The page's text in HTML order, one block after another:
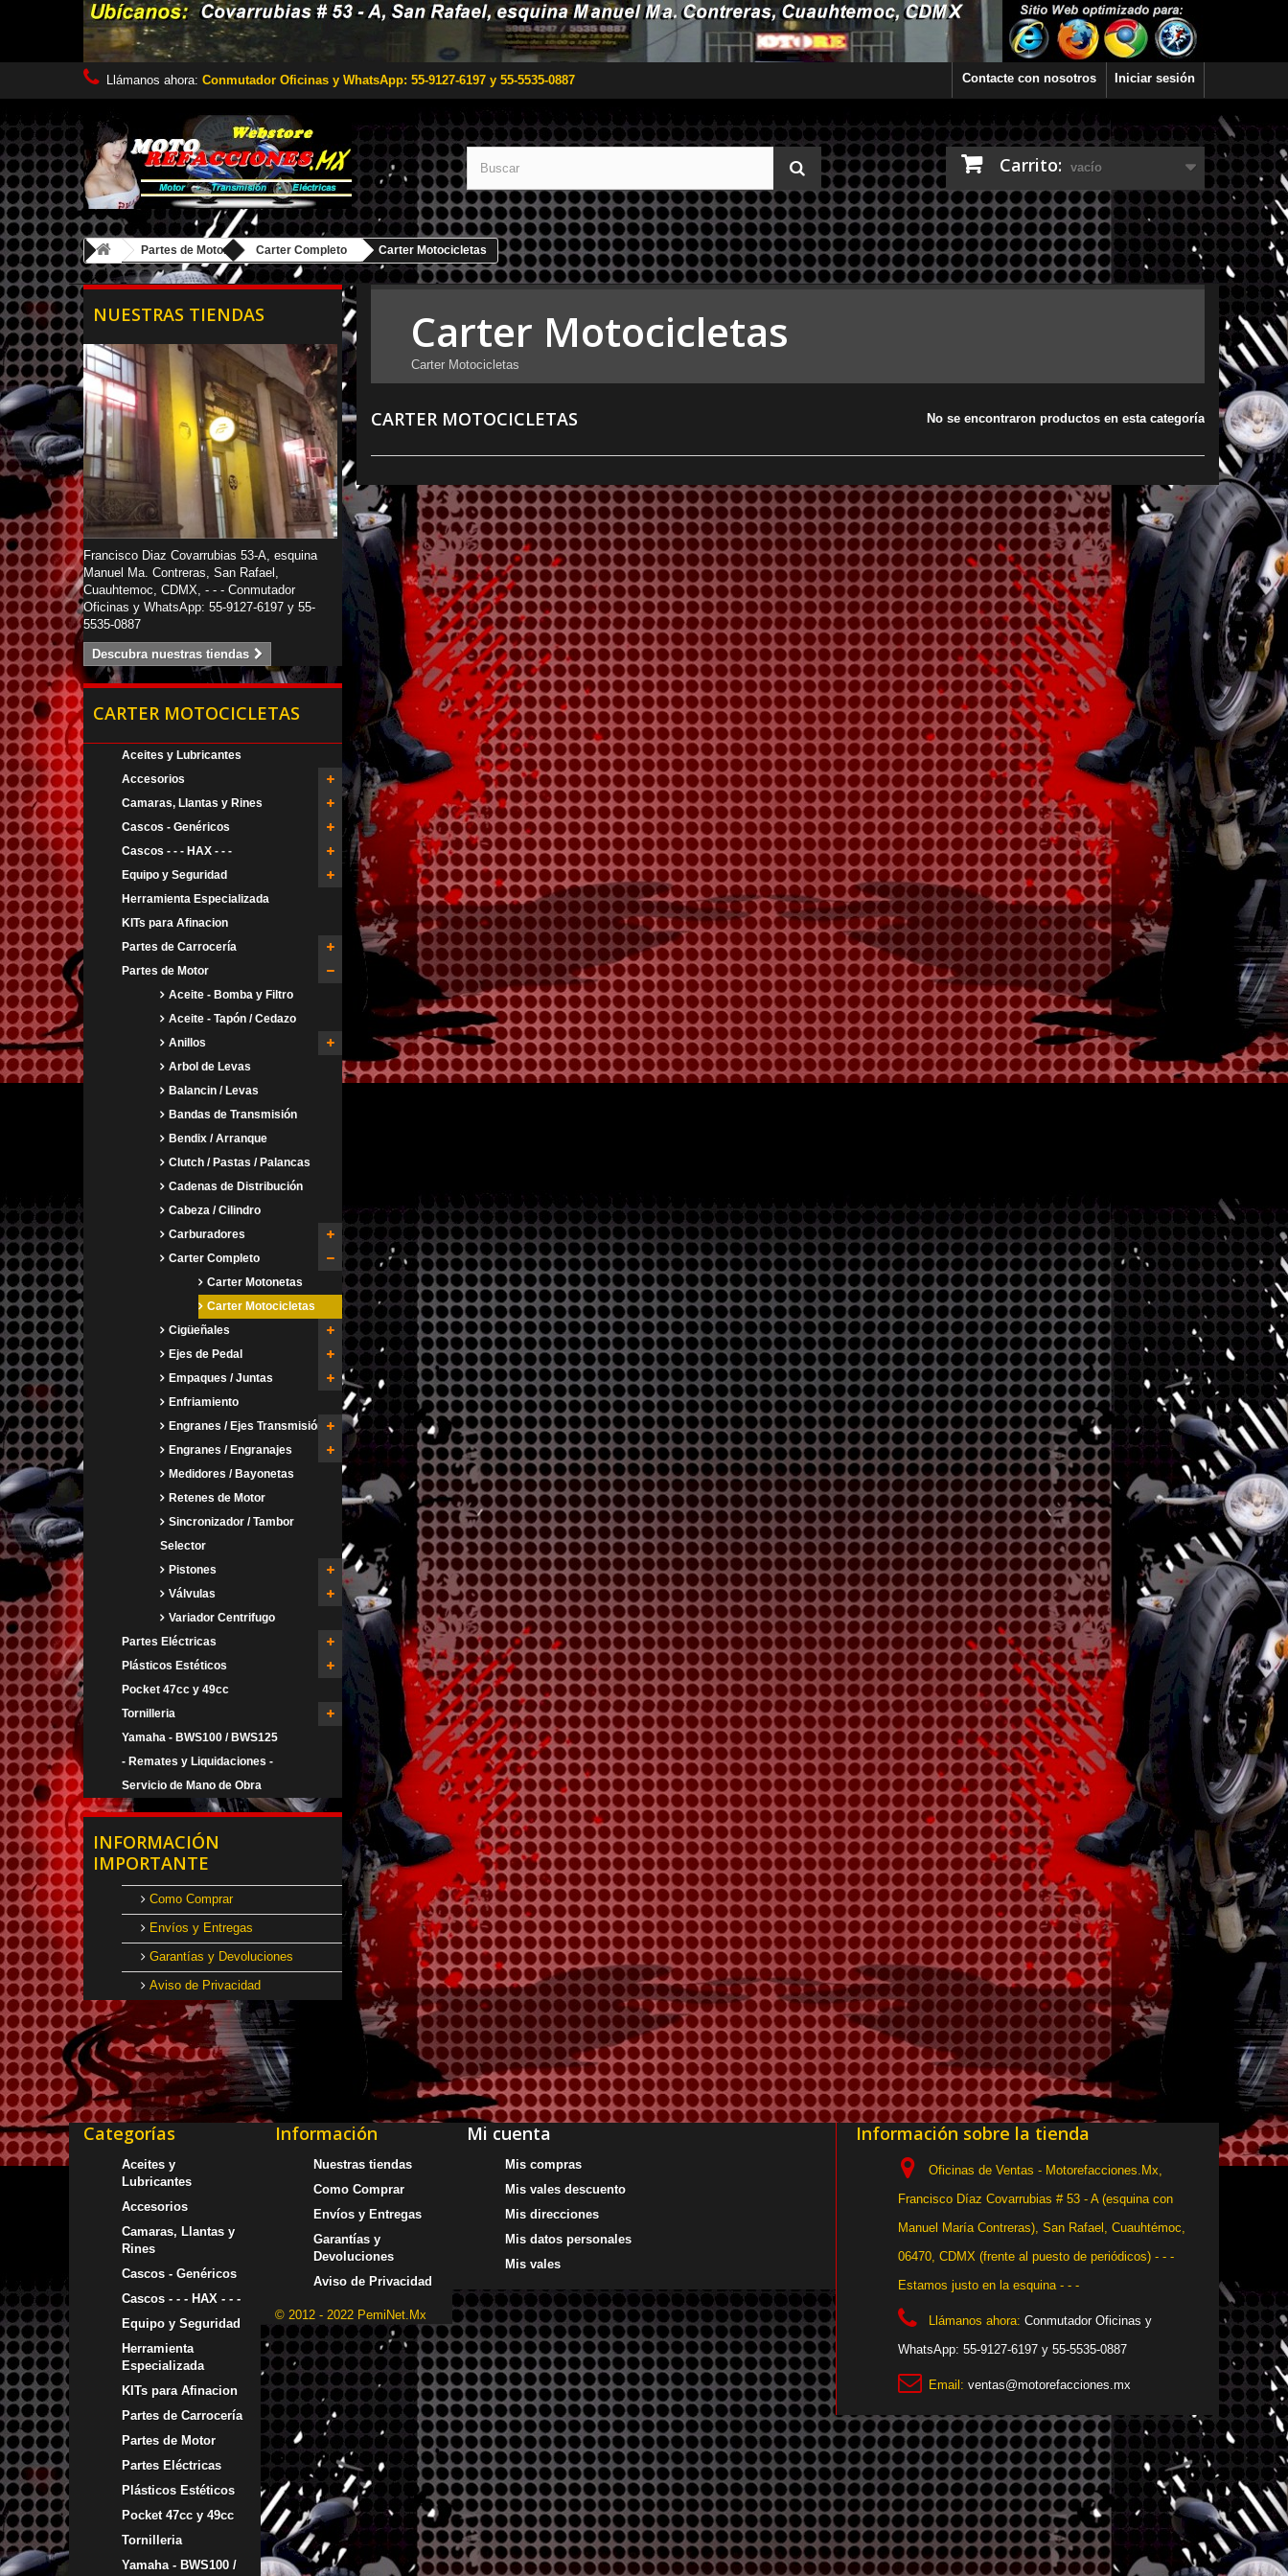
Iniciar sesión
Contacte con nosotros
Llámanos ahora: Conmutador Oficinas y WhatsApp: 55-9127-6197 y 55-5535-0887
Carrito: vacío
Partes de Motor Carter Completo Carter Motocicletas
NUESTRAS TIENDAS
Francisco Diaz Covarrubias 53-A, esquina
Manuel Ma. Contreras, San Rafael,
Cuauhtemoc, CDMX, - - - Conmutador
Oficinas y WhatsApp: 55-9127-6197 y 55-
5535-0887
Descubra nuestras tiendas
CARTER MOTOCICLETAS
Aceites y Lubricantes
Accesorios
Camaras, Llantas y Rines
Cascos - Genéricos
Cascos - - - HAX - - -
Equipo y Seguridad
Herramienta Especializada
KITs para Afinacion
Partes de Carrocería
Partes de Motor
Aceite - Bomba y Filtro
Aceite - Tapón / Cedazo
Anillos
Arbol de Levas
Balancin / Levas
Bandas de Transmisión
Bendix / Arranque
Clutch / Pastas / Palancas
Cadenas de Distribución
Cabeza / Cilindro
Carburadores
Carter Completo
Carter Motonetas
Carter Motocicletas
Cigüeñales
Ejes de Pedal
Empaques / Juntas
Enfriamiento
Engranes / Ejes Transmisión
Engranes / Engranajes
Medidores / Bayonetas
Retenes de Motor
Sincronizador / Tambor
Selector
Pistones
Válvulas
Variador Centrifugo
Partes Eléctricas
Plásticos Estéticos
Pocket 47cc y 49cc
Tornilleria
Yamaha - BWS100 / BWS125
- Remates y Liquidaciones -
Servicio de Mano de Obra
INFORMACIÓN
IMPORTANTE
Como Comprar
Envíos y Entregas
Garantías y Devoluciones
Aviso de Privacidad
Carter Motocicletas
Carter Motocicletas
CARTER MOTOCICLETAS No se encontraron productos en esta categoría
Categorías
Aceites y
Lubricantes
Accesorios
Camaras, Llantas y
Rines
Cascos - Genéricos
Cascos - - - HAX - - -
Equipo y Seguridad
Herramienta
Especializada
KITs para Afinacion
Partes de Carrocería
Partes de Motor
Partes Eléctricas
Plásticos Estéticos
Pocket 47cc y 49cc
Tornilleria
Yamaha - BWS100 /
Información
Nuestras tiendas
Como Comprar
Envíos y Entregas
Garantías y
Devoluciones
Aviso de Privacidad
© 2012 - 2022 PemiNet.Mx
Mi cuenta
Mis compras
Mis vales descuento
Mis direcciones
Mis datos personales
Mis vales
Información sobre la tienda
Oficinas de Ventas - Motorefacciones.Mx,
Francisco Díaz Covarrubias # 53 - A (esquina con
Manuel María Contreras), San Rafael, Cuauhtémoc,
06470, CDMX (frente al puesto de periódicos) - - -
Estamos justo en la esquina - - -
Llámanos ahora: Conmutador Oficinas y
WhatsApp: 55-9127-6197 y 55-5535-0887
Email: ventas@motorefacciones.mx